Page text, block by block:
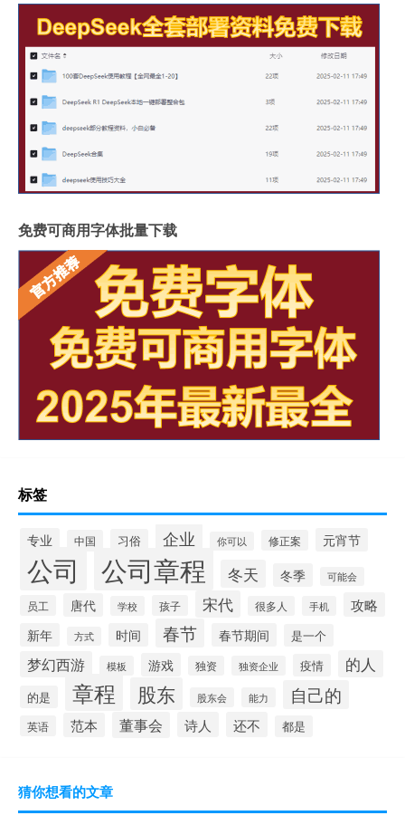
免费可商用字体批量下载
标签
专业 中国 习俗 企业 你可以 修正案 元宵节
公司 公司章程 冬天 冬季 可能会
员工 唐代 学校 孩子 宋代 很多人 手机 攻略
新年 方式 时间 春节 春节期间 是一个
梦幻西游 模板 游戏 独资 独资企业 疫情 的人
的是 章程 股东 股东会 能力 自己的
英语 范本 董事会 诗人 还不 都是
猜你想看的文章